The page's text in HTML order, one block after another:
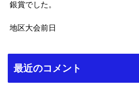
銀賞でした。
地区大会前日
最近のコメント